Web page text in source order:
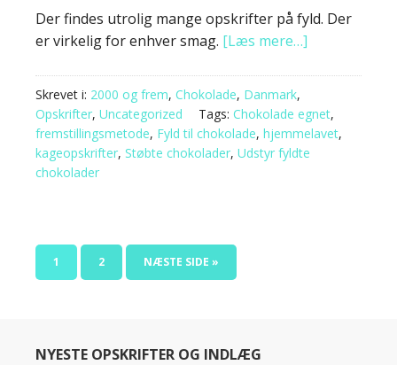
Der findes utrolig mange opskrifter på fyld. Der
er virkelig for enhver smag. [Læs mere…]
Skrevet i: 2000 og frem, Chokolade, Danmark,
Opskrifter, Uncategorized Tags: Chokolade egnet,
fremstillingsmetode, Fyld til chokolade, hjemmelavet,
kageopskrifter, Støbte chokolader, Udstyr fyldte
chokolader
1 2 NÆSTE SIDE »
NYESTE OPSKRIFTER OG INDLÆG